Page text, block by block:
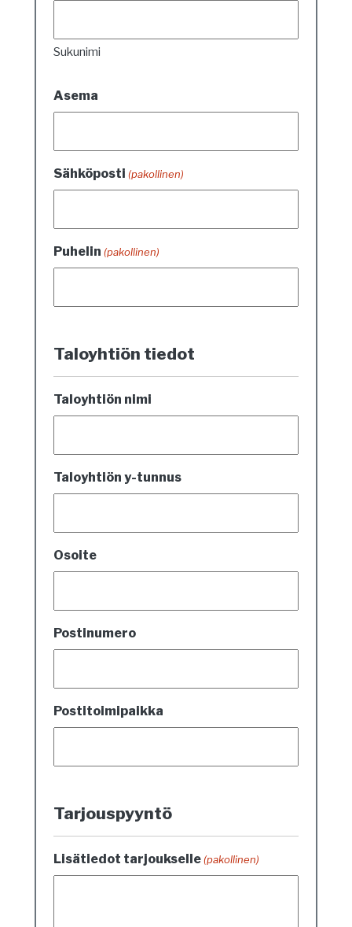
Sukunimi
Asema
Sähköposti (pakollinen)
Puhelin (pakollinen)
Taloyhtiön tiedot
Taloyhtiön nimi
Taloyhtiön y-tunnus
Osoite
Postinumero
Postitoimipaikka
Tarjouspyyntö
Lisätiedot tarjoukselle (pakollinen)